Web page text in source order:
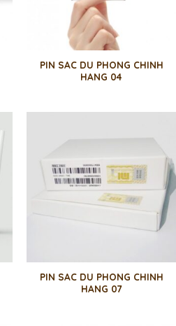
PIN SAC DU PHONG CHINH
HANG 04
PIN SAC DU PHONG CHINH
HANG 07